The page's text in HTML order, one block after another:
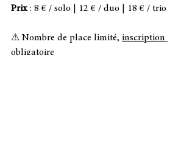
Prix : 8 € / solo | 12 € / duo | 18 € / trio
⚠ Nombre de place limité, inscription
obligatoire